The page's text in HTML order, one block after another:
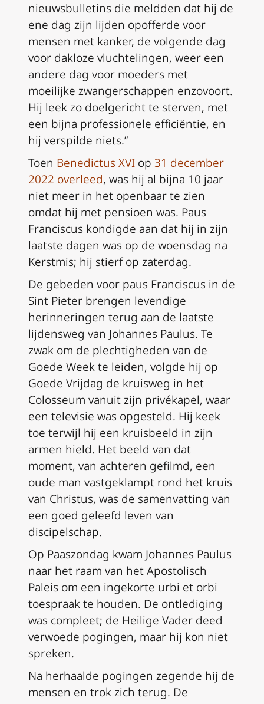
nieuwsbulletins die meldden dat hij de
ene dag zijn lijden opofferde voor
mensen met kanker, de volgende dag
voor dakloze vluchtelingen, weer een
andere dag voor moeders met
moeilijke zwangerschappen enzovoort.
Hij leek zo doelgericht te sterven, met
een bijna professionele efficiëntie, en
hij verspilde niets.”
Toen Benedictus XVI op 31 december
2022 overleed, was hij al bijna 10 jaar
niet meer in het openbaar te zien
omdat hij met pensioen was. Paus
Franciscus kondigde aan dat hij in zijn
laatste dagen was op de woensdag na
Kerstmis; hij stierf op zaterdag.
De gebeden voor paus Franciscus in de
Sint Pieter brengen levendige
herinneringen terug aan de laatste
lijdensweg van Johannes Paulus. Te
zwak om de plechtigheden van de
Goede Week te leiden, volgde hij op
Goede Vrijdag de kruisweg in het
Colosseum vanuit zijn privékapel, waar
een televisie was opgesteld. Hij keek
toe terwijl hij een kruisbeeld in zijn
armen hield. Het beeld van dat
moment, van achteren gefilmd, een
oude man vastgeklampt rond het kruis
van Christus, was de samenvatting van
een goed geleefd leven van
discipelschap.
Op Paaszondag kwam Johannes Paulus
naar het raam van het Apostolisch
Paleis om een ingekorte urbi et orbi
toespraak te houden. De ontlediging
was compleet; de Heilige Vader deed
verwoede pogingen, maar hij kon niet
spreken.
Na herhaalde pogingen zegende hij de
mensen en trok zich terug. De